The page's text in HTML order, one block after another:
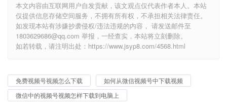
本文内容由互联网用户自发贡献，该文观点仅代表作者本人。本站
仅提供信息存储空间服务，不拥有所有权，不承担相关法律责任。
如发现本站有涉嫌抄袭侵权/违法违规的内容， 请发送邮件至
1803629686@qq.com 举报，一经查实，本站将立刻删除。
如若转载，请注明出处：https://www.jsyp8.com/4568.html
免费视频号视频怎么下载
如何从微信视频号中下载视频
微信中的视频号视频怎样下载到电脑上